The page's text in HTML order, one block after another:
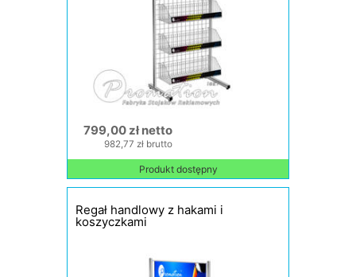
799,00 zł netto
982,77 zł brutto
Produkt dostępny
Regał handlowy z hakami i
koszyczkami